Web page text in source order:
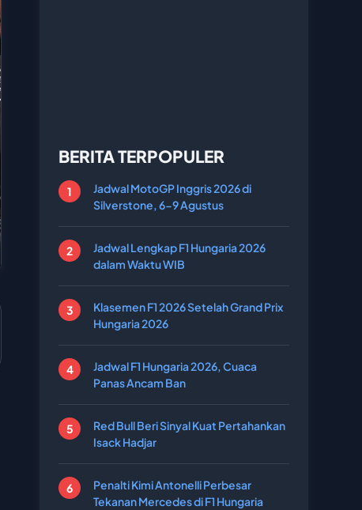
BERITA TERPOPULER
Jadwal MotoGP Inggris 2026 di
Silverstone, 6-9 Agustus
Jadwal Lengkap F1 Hungaria 2026
dalam Waktu WIB
Klasemen F1 2026 Setelah Grand Prix
Hungaria 2026
Jadwal F1 Hungaria 2026, Cuaca
Panas Ancam Ban
Red Bull Beri Sinyal Kuat Pertahankan
Isack Hadjar
Penalti Kimi Antonelli Perbesar
Tekanan Mercedes di F1 Hungaria